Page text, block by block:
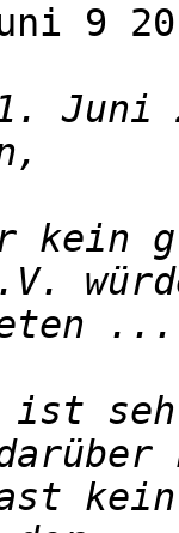
9
kein
ist